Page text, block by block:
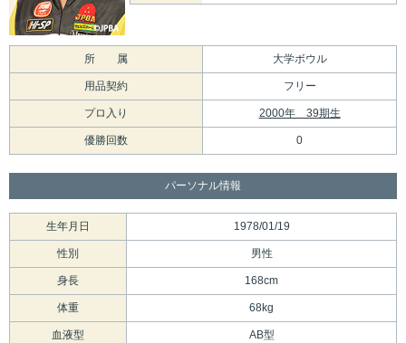
所 属 大学ボウル
用品契約 フリー
プロ入り 2000年 39期生
優勝回数 0
パーソナル情報
生年月日 1978/01/19
性別 男性
身長 168cm
体重 68kg
血液型 AB型